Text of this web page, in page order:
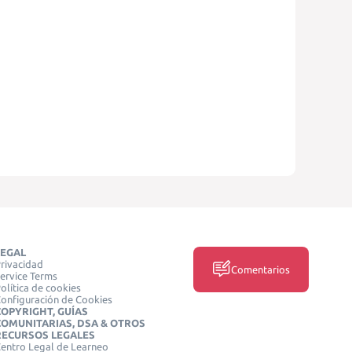
Terms
de cookies
de Cookies
GUÍAS
DSA & OTROS
LEGALES
Legal de Learneo
Comentarios